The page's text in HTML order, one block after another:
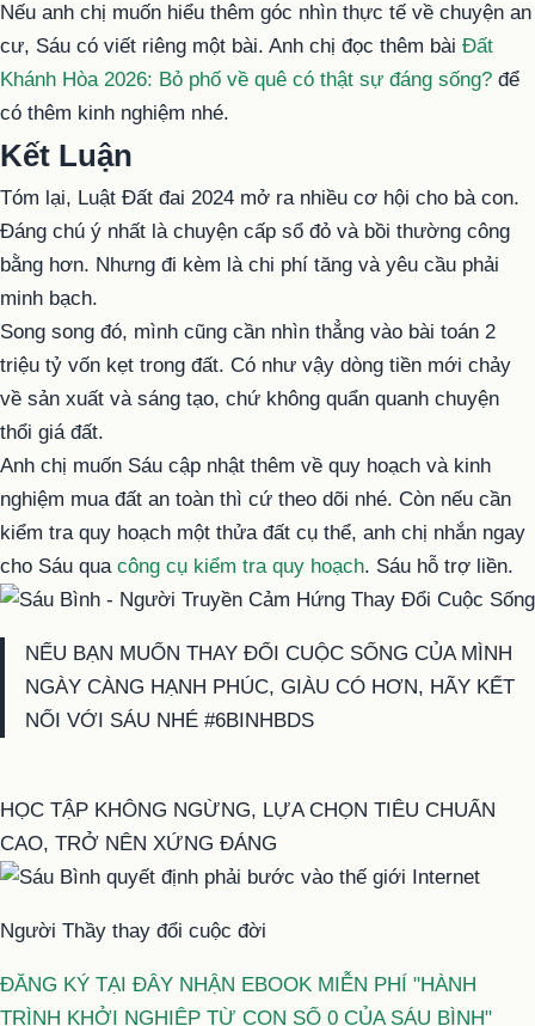
Nếu anh chị muốn hiểu thêm góc nhìn thực tế về chuyện an
cư, Sáu có viết riêng một bài. Anh chị đọc thêm bài Đất
Khánh Hòa 2026: Bỏ phố về quê có thật sự đáng sống? để
có thêm kinh nghiệm nhé.
Kết Luận
Tóm lại, Luật Đất đai 2024 mở ra nhiều cơ hội cho bà con.
Đáng chú ý nhất là chuyện cấp sổ đỏ và bồi thường công
bằng hơn. Nhưng đi kèm là chi phí tăng và yêu cầu phải
minh bạch.
Song song đó, mình cũng cần nhìn thẳng vào bài toán 2
triệu tỷ vốn kẹt trong đất. Có như vậy dòng tiền mới chảy
về sản xuất và sáng tạo, chứ không quẩn quanh chuyện
thổi giá đất.
Anh chị muốn Sáu cập nhật thêm về quy hoạch và kinh
nghiệm mua đất an toàn thì cứ theo dõi nhé. Còn nếu cần
kiểm tra quy hoạch một thửa đất cụ thể, anh chị nhắn ngay
cho Sáu qua công cụ kiểm tra quy hoạch. Sáu hỗ trợ liền.
NẾU BẠN MUỐN THAY ĐỔI CUỘC SỐNG CỦA MÌNH
NGÀY CÀNG HẠNH PHÚC, GIÀU CÓ HƠN, HÃY KẾT
NỐI VỚI SÁU NHÉ #6BINHBDS
HỌC TẬP KHÔNG NGỪNG, LỰA CHỌN TIÊU CHUẨN
CAO, TRỞ NÊN XỨNG ĐÁNG
Người Thầy thay đổi cuộc đời
ĐĂNG KÝ TẠI ĐÂY NHẬN EBOOK MIỄN PHÍ "HÀNH
TRÌNH KHỞI NGHIỆP TỪ CON SỐ 0 CỦA SÁU BÌNH"